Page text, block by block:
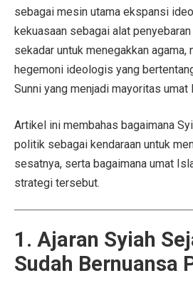
sebagai mesin utama ekspansi
kekuasaan sebagai alat
sekadar untuk menegakkan agama,
hegemoni ideologis yang
Sunni yang menjadi mayoritas umat
Artikel ini membahas bagaimana
politik sebagai kendaraan untuk
sesatnya, serta bagaimana umat
strategi tersebut.
1. Ajaran Syiah
Sudah Bernuansa